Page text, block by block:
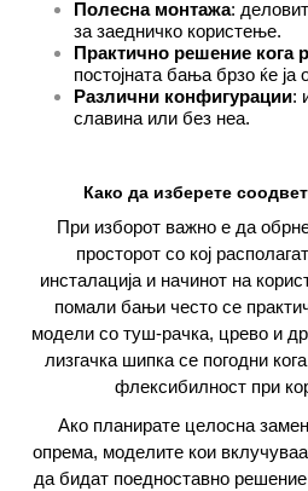
Полесна монтажа:
за заедничко користење.
Практично решение кога
постојната бања брзо ќе ја
Различни конфигурации:
славина или без неа.
Како да изберете
При изборот важно е да
просторот со кој
инсталација и начинот на
помали бањи често се
модели со туш-рачка, црево и
лизгачка шипка се погодни
флексибилност при
Ако планирате целосна
опрема, моделите кои
да бидат поедноставно